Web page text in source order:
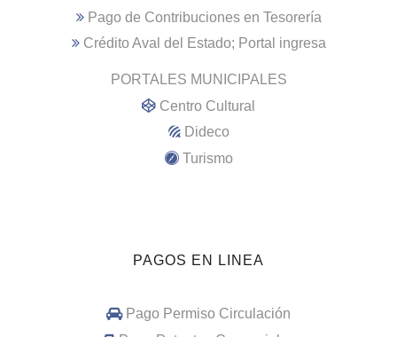
Pago de Contribuciones en Tesorería
Crédito Aval del Estado; Portal ingresa
PORTALES MUNICIPALES
Centro Cultural
Dideco
Turismo
PAGOS EN LINEA
Pago Permiso Circulación